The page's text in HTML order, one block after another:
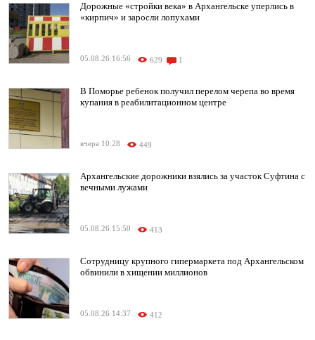
Дорожные «стройки века» в Архангельске уперлись в
«кирпич» и заросли лопухами
05.08.26 16:56 629 1
В Поморье ребенок получил перелом черепа во время
купания в реабилитационном центре
вчера 10:28 449
Архангельские дорожники взялись за участок Суфтина с
вечными лужами
05.08.26 15:50 413
Сотрудницу крупного гипермаркета под Архангельском
обвинили в хищении миллионов
05.08.26 14:37 412